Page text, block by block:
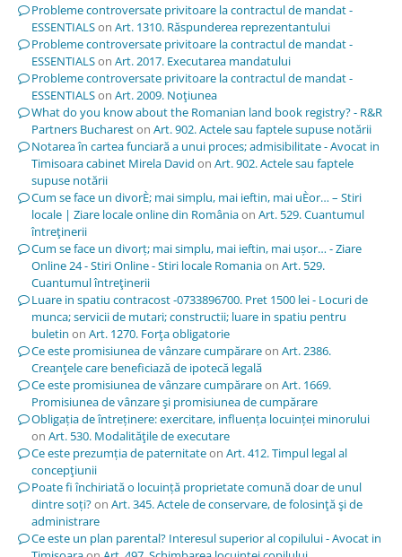
Probleme controversate privitoare la contractul de mandat -
ESSENTIALSon Art. 1310. Răspunderea reprezentantului
Probleme controversate privitoare la contractul de mandat -
ESSENTIALSon Art. 2017. Executarea mandatului
Probleme controversate privitoare la contractul de mandat -
ESSENTIALSon Art. 2009. Noţiunea
What do you know about the Romanian land book registry? - R&R
Partners Buchareston Art. 902. Actele sau faptele supuse notării
Notarea în cartea funciară a unui proces; admisibilitate - Avocat in
Timisoara cabinet Mirela David on Art. 902. Actele sau faptele
supuse notării
Cum se face un divorÈ; mai simplu, mai ieftin, mai uÈor… – Stiri
locale | Ziare locale online din Româniaon Art. 529. Cuantumul
întreţinerii
Cum se face un divorț; mai simplu, mai ieftin, mai ușor… - Ziare
Online 24 - Stiri Online - Stiri locale Romaniaon Art. 529.
Cuantumul întreţinerii
Luare in spatiu contracost -0733896700. Pret 1500 lei - Locuri de
munca; servicii de mutari; constructii; luare in spatiu pentru
buletin on Art. 1270. Forţa obligatorie
Ce este promisiunea de vânzare cumpărareon Art. 2386.
Creanţele care beneficiază de ipotecă legală
Ce este promisiunea de vânzare cumpărareon Art. 1669.
Promisiunea de vânzare şi promisiunea de cumpărare
Obligația de întreținere: exercitare, influența locuinței minorului
on Art. 530. Modalităţile de executare
Ce este prezumția de paternitateon Art. 412. Timpul legal al
concepţiunii
Poate fi închiriată o locuință proprietate comună doar de unul
dintre soți?on Art. 345. Actele de conservare, de folosinţă şi de
administrare
Ce este un plan parental? Interesul superior al copilului - Avocat in